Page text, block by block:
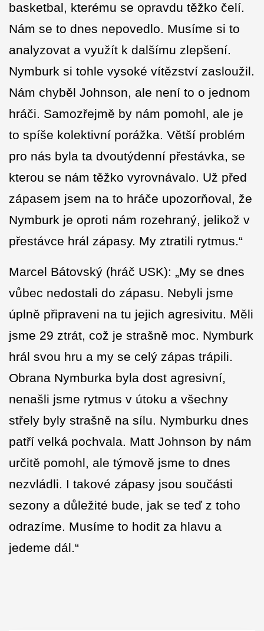
basketbal, kterému se opravdu těžko čelí.
Nám se to dnes nepovedlo. Musíme si to
analyzovat a využít k dalšímu zlepšení.
Nymburk si tohle vysoké vítězství zasloužil.
Nám chyběl Johnson, ale není to o jednom
hráči. Samozřejmě by nám pomohl, ale je
to spíše kolektivní porážka. Větší problém
pro nás byla ta dvoutýdenní přestávka, se
kterou se nám těžko vyrovnávalo. Už před
zápasem jsem na to hráče upozorňoval, že
Nymburk je oproti nám rozehraný, jelikož v
přestávce hrál zápasy. My ztratili rytmus.“
Marcel Bátovský (hráč USK): „My se dnes
vůbec nedostali do zápasu. Nebyli jsme
úplně připraveni na tu jejich agresivitu. Měli
jsme 29 ztrát, což je strašně moc. Nymburk
hrál svou hru a my se celý zápas trápili.
Obrana Nymburka byla dost agresivní,
nenašli jsme rytmus v útoku a všechny
střely byly strašně na sílu. Nymburku dnes
patří velká pochvala. Matt Johnson by nám
určitě pomohl, ale týmově jsme to dnes
nezvládli. I takové zápasy jsou součásti
sezony a důležité bude, jak se teď z toho
odrazíme. Musíme to hodit za hlavu a
jedeme dál.“